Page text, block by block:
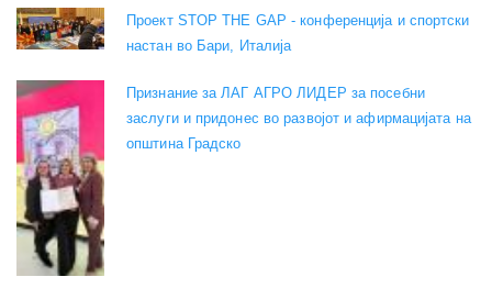
Проект STOP THE GAP - конференција и спортски
настан во Бари, Италија
Признание за ЛАГ АГРО ЛИДЕР за посебни
заслуги и придонес во развојот и афирмацијата на
општина Градско